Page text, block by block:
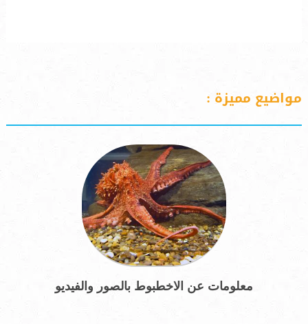
مواضيع مميزة :
معلومات عن الاخطبوط بالصور والفيديو